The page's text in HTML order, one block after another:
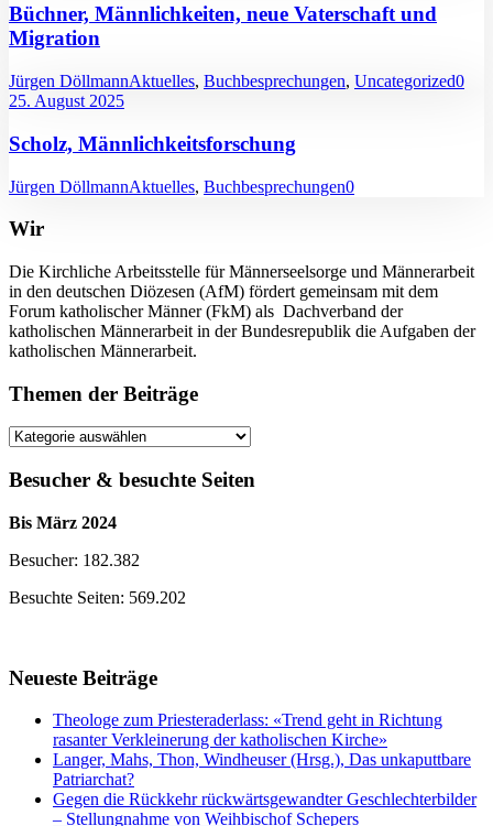
Büchner, Männlichkeiten, neue Vaterschaft und
Migration
Jürgen DöllmannAktuelles, Buchbesprechungen, Uncategorized0
25. August 2025
Scholz, Männlichkeitsforschung
Jürgen DöllmannAktuelles, Buchbesprechungen0
Wir
Die Kirchliche Arbeitsstelle für Männerseelsorge und Männerarbeit
in den deutschen Diözesen (AfM) fördert gemeinsam mit dem
Forum katholischer Männer (FkM) als Dachverband der
katholischen Männerarbeit in der Bundesrepublik die Aufgaben der
katholischen Männerarbeit.
Themen der Beiträge
Themen
Beiträge
Besucher & besuchte Seiten
Bis März 2024
Besucher: 182.382
Besuchte Seiten: 569.202
Neueste Beiträge
Theologe zum Priesteraderlass: «Trend geht in Richtung
rasanter Verkleinerung der katholischen Kirche»
Langer, Mahs, Thon, Windheuser (Hrsg.), Das unkaputtbare
Patriarchat?
Gegen die Rückkehr rückwärtsgewandter Geschlechterbilder
– Stellungnahme von Weihbischof Schepers